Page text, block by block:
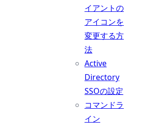
イアントの
アイコンを
変更する方
法
Active
Directory
SSOの設定
コマンドラ
イン